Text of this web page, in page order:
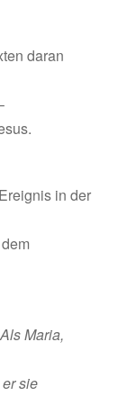
daran
in der
Maria,
sie